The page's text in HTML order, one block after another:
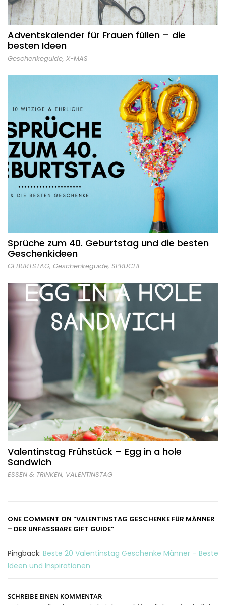
Adventskalender für Frauen füllen – die
besten Ideen
Geschenkeguide, X-MAS
Sprüche zum 40. Geburtstag und die besten
Geschenkideen
GEBURTSTAG, Geschenkeguide, SPRÜCHE
Valentinstag Frühstück – Egg in a hole
Sandwich
ESSEN & TRINKEN, VALENTINSTAG
ONE COMMENT ON “VALENTINSTAG GESCHENKE FÜR MÄNNER
– DER UNFASSBARE GIFT GUIDE”
Pingback: Beste 20 Valentinstag Geschenke Männer – Beste
Ideen und Inspirationen
SCHREIBE EINEN KOMMENTAR